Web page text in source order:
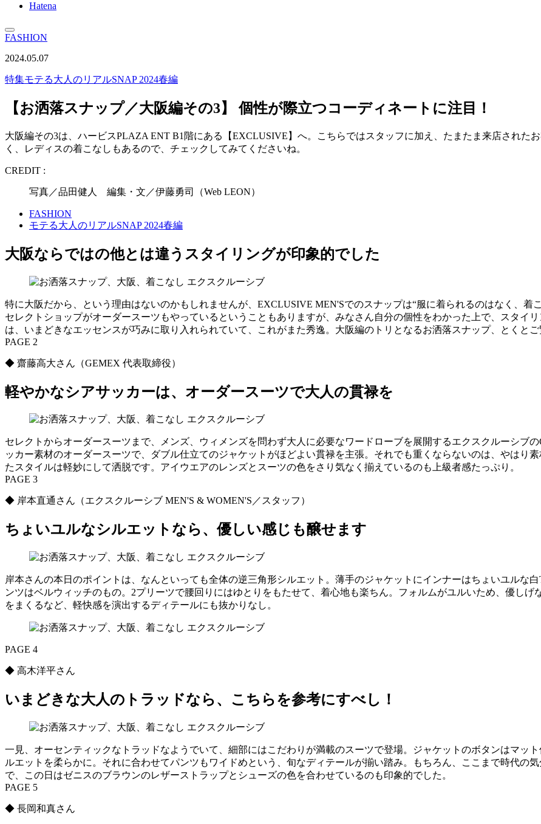
Hatena
FASHION
2024.05.07
特集モテる大人のリアルSNAP 2024春編
【お洒落スナップ／大阪編その3】 個性が際立つコーディネートに注目！
大阪編その3は、ハービスPLAZA ENT B1階にある【EXCLUSIVE】へ。こちらではスタッフに加え、たまたま来店された
く、レディスの着こなしもあるので、チェックしてみてくださいね。
CREDIT :
写真／品田健人 編集・文／伊藤勇司（Web LEON）
FASHION
モテる大人のリアルSNAP 2024春編
大阪ならではの他とは違うスタイリングが印象的でした
特に大阪だから、という理由はないのかもしれませんが、EXCLUSIVE MEN'Sでのスナップは“服に着られるのはなく、
セレクトショップがオーダースーツもやっているということもありますが、みなさん自分の個性をわかった上で、スタイ
は、いまどきなエッセンスが巧みに取り入れられていて、これがまた秀逸。大阪編のトリとなるお洒落スナップ、とくとご
PAGE 2
◆ 齋藤高大さん（GEMEX 代表取締役）
軽やかなシアサッカーは、オーダースーツで大人の貫禄を
セレクトからオーダースーツまで、メンズ、ウィメンズを問わず大人に必要なワードローブを展開するエクスクルーシブ
ッカー素材のオーダースーツで、ダブル仕立てのジャケットがほどよい貫禄を主張。それでも重くならないのは、やはり
たスタイルは軽妙にして洒脱です。アイウエアのレンズとスーツの色をさり気なく揃えているのも上級者感たっぷり。
PAGE 3
◆ 岸本直通さん（エクスクルーシブ MEN'S & WOMEN'S／スタッフ）
ちょいユルなシルエットなら、優しい感じも醸せます
岸本さんの本日のポイントは、なんといっても全体の逆三角形シルエット。薄手のジャケットにインナーはちょいユルな
ンツはベルウィッチのもの。2プリーツで腰回りにはゆとりをもたせて、着心地も楽ちん。フォルムがユルいため、優し
をまくるなど、軽快感を演出するディテールにも抜かりなし。
PAGE 4
◆ 高木洋平さん
いまどきな大人のトラッドなら、こちらを参考にすべし！
一見、オーセンティックなトラッドなようでいて、細部にはこだわりが満載のスーツで登場。ジャケットのボタンはマッ
ルエットを柔らかに。それに合わせてパンツもワイドめという、旬なディテールが揃い踏み。もちろん、ここまで時代の
で、この日はゼニスのブラウンのレザーストラップとシューズの色を合わせているのも印象的でした。
PAGE 5
◆ 長岡和真さん